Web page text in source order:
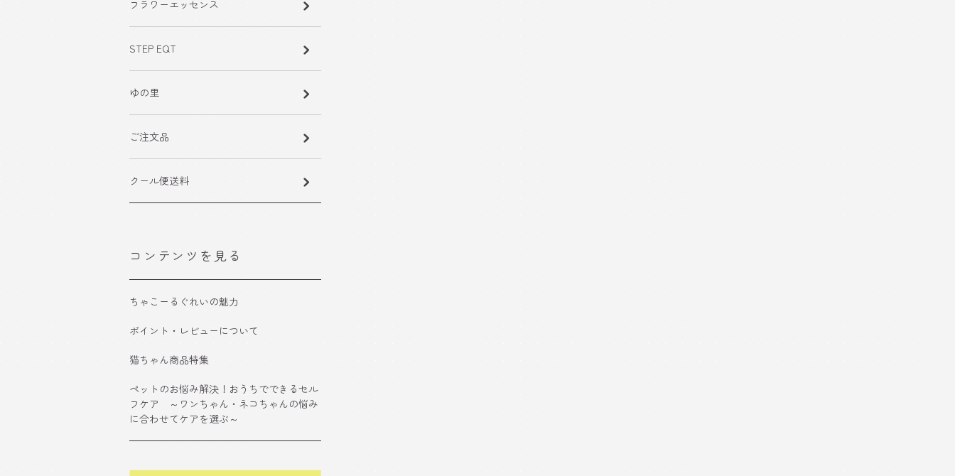
フラワーエッセンス
STEP EQT
ゆの里
ご注文品
クール便送料
コンテンツを見る
ちゃこーるぐれいの魅力
ポイント・レビューについて
猫ちゃん商品特集
ペットのお悩み解決！おうちでできるセル
フケア ～ワンちゃん・ネコちゃんの悩み
に合わせてケアを選ぶ～